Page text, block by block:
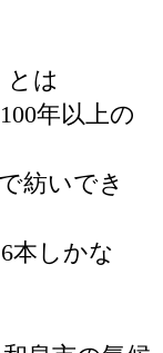
とは
年以上の
紡いでき
本しかな